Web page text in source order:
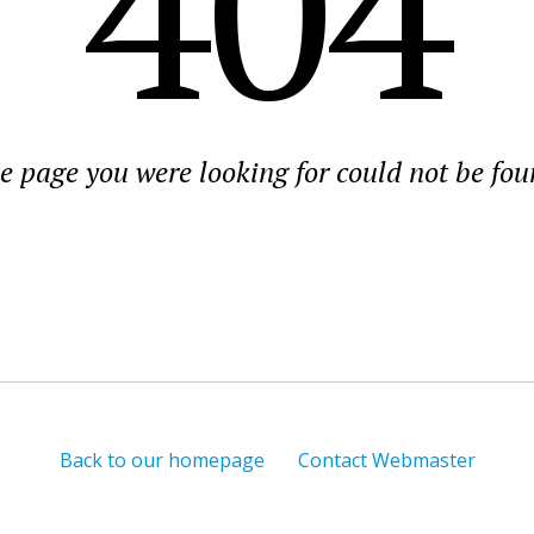
page you were looking for could not be
Back to our homepage Contact Webmaster